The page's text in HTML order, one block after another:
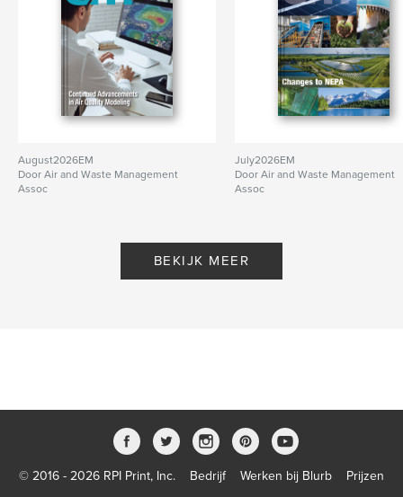
August2026EM
Door Air and Waste Management
Assoc
July2026EM
Door Air and Waste Management
Assoc
BEKIJK MEER
© 2016 - 2026 RPI Print, Inc. Bedrijf Werken bij Blurb
Prijzen